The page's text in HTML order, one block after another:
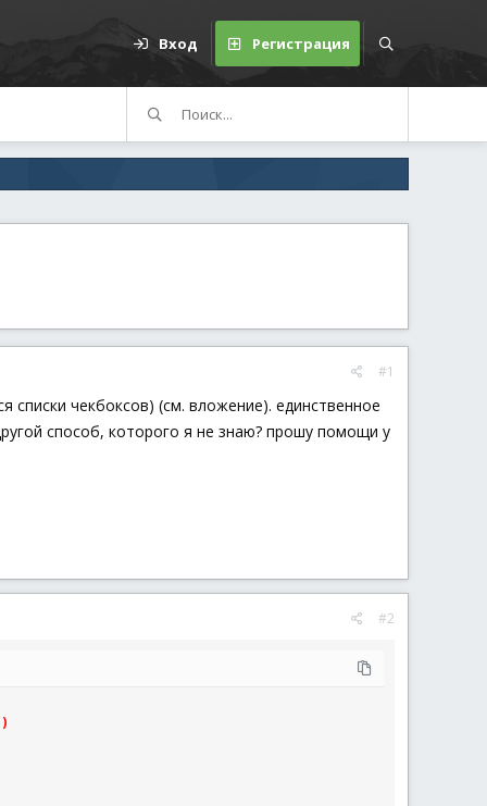
Вход Регистрация
#1
чекбоксов) (см. вложение). единственное
способ, которого я не знаю? прошу помощи у
#2
)